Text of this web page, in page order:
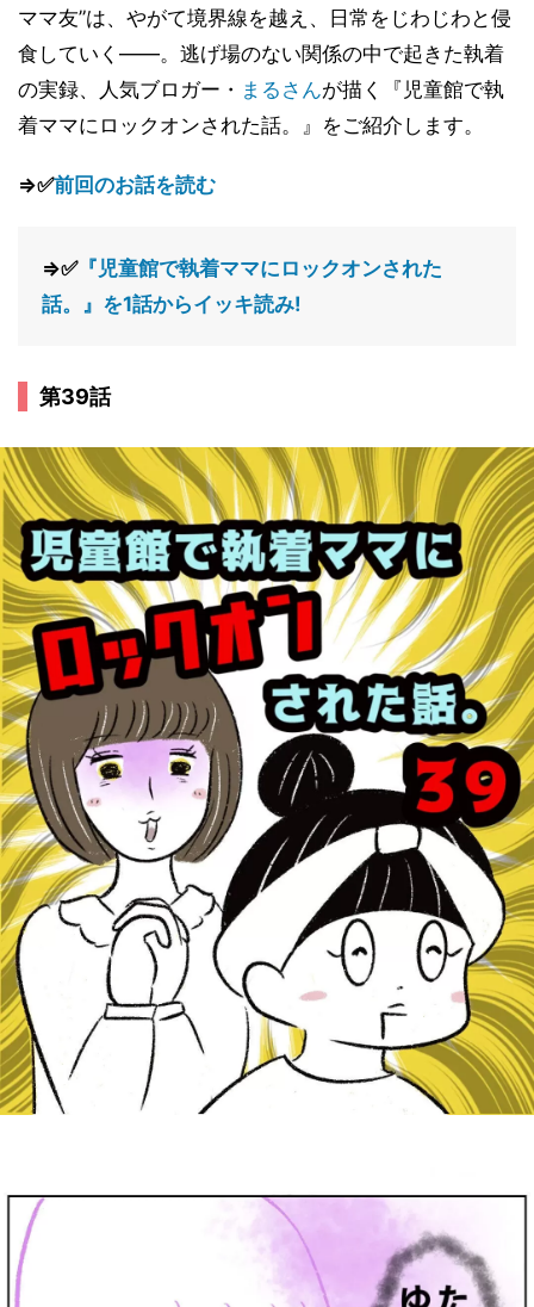
ママ友”は、やがて境界線を越え、日常をじわじわと侵
食していく――。逃げ場のない関係の中で起きた執着
の実録、人気ブロガー・ まるさんが描く『児童館で執
着ママにロックオンされた話。』をご紹介します。
⇒✅前回のお話を読む
⇒✅『児童館で執着ママにロックオンされた
話。』を1話からイッキ読み!
第39話